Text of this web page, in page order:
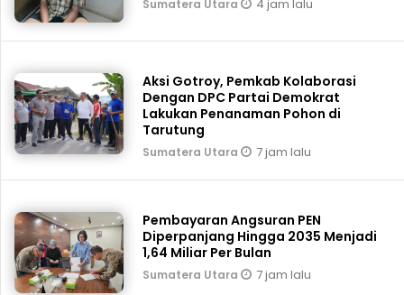
Sumatera Utara 4 jam lalu
Aksi Gotroy, Pemkab ‎Kolaborasi
Dengan DPC Partai Demokrat
Lakukan Penanaman Pohon di
Tarutung
Sumatera Utara 7 jam lalu
Pembayaran Angsuran PEN
Diperpanjang Hingga 2035 Menjadi
1,64 Miliar Per Bulan
Sumatera Utara 7 jam lalu